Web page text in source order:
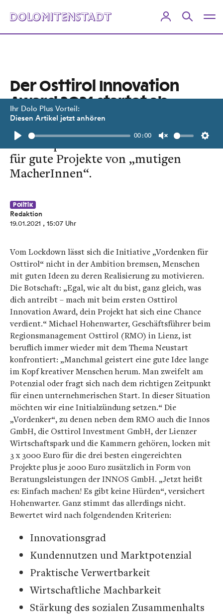
Ihr Dolo Plus Vorteil:
Diesen Artikel jetzt anhören
Play
00:00
Unmute
Der Osttirol Innovation
Award 2021 startet ab
sofort
Bis 16. April dauert die Einreichfrist
für gute Projekte von „mutigen
MacherInnen“.
Politik
Redaktion
19.01.2021 , 15:07 Uhr
Vom Lockdown lässt sich die Initiative „Vordenken für
Osttirol“ nicht in der Ambition bremsen, Menschen
mit guten Ideen zu deren Realisierung zu motivieren.
Die Botschaft: „Egal, wie alt du bist, ganz gleich, was
dich antreibt – mach mit beim ersten Osttirol
Innovation Award, dein Projekt hat sich eine Chance
verdient.“ Michael Hohenwarter, Geschäftsführer beim
Regionsmanagement Osttirol (RMO) in Lienz, ist
beruflich immer wieder mit dem Thema Neustart
konfrontiert: „Manchmal geistert eine gute Idee lange
im Kopf kreativer Menschen herum. Man zweifelt am
Potenzial oder fragt sich nach dem richtigen Zeitpunkt
für einen unternehmerischen Start. In dieser Situation
möchten wir eine Initialzündung setzen.“ Die
„Vordenker“, zu denen neben dem RMO auch die Innos
GmbH, die Osttirol Investment GmbH, der Lienzer
Wirtschaftspark und die Kammern gehören, locken mit
3 x 3000 Euro für die drei besten eingereichten
Projekte plus je 2000 Euro zusätzlich in Form von
Beratungsleistungen der INNOS GmbH. „Jetzt heißt
es: Einfach machen! Es gibt keine Hürden“, versichert
Hohenwarter. Ganz stimmt das allerdings nicht.
Bewertet wird nach folgendenden Kriterien:
Innovationsgrad
Kundennutzen und Marktpotenzial
Praktische Verwertbarkeit
Wirtschaftliche Machbarkeit
Stärkung des sozialen Zusammenhalts